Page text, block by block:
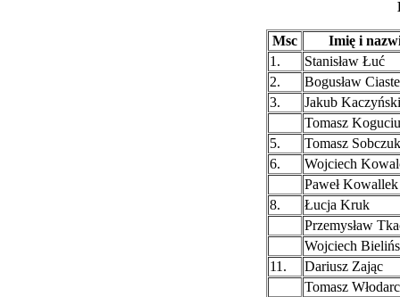
Msc
Imię i
1.
Stanisław Łuć
2.
Bogusław
3.
Jakub Kaczyński
Tomasz
5.
Tomasz Sobczuk
6.
Wojciech
Paweł Kowallek
8.
Łucja Kruk
Przemysław
Wojciech
11.
Dariusz Zając
Tomasz